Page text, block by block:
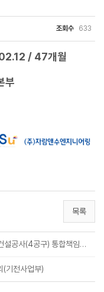
조회수 633
/ 47개월
부
목록
345kV 고덕#2-서안성 지중T/L 건설공사(4공구) 통합책임감리용역(송변전감리본부)
(기전사업부)